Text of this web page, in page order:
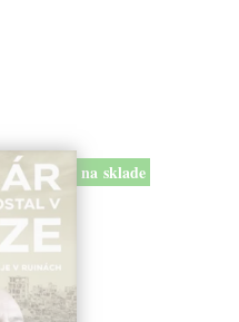
na sklade